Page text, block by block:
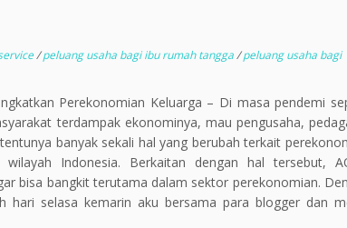
/peluang usaha bagi ibu rumah tangga/peluang usaha bagi
Perekonomian Keluarga – Di masa pendemi
terdampak ekonominya, mau pengusaha,
banyak sekali hal yang berubah terkait
Indonesia. Berkaitan dengan hal tersebut,
bisa bangkit terutama dalam sektor perekonomian.
hari selasa kemarin aku bersama para blogger dan